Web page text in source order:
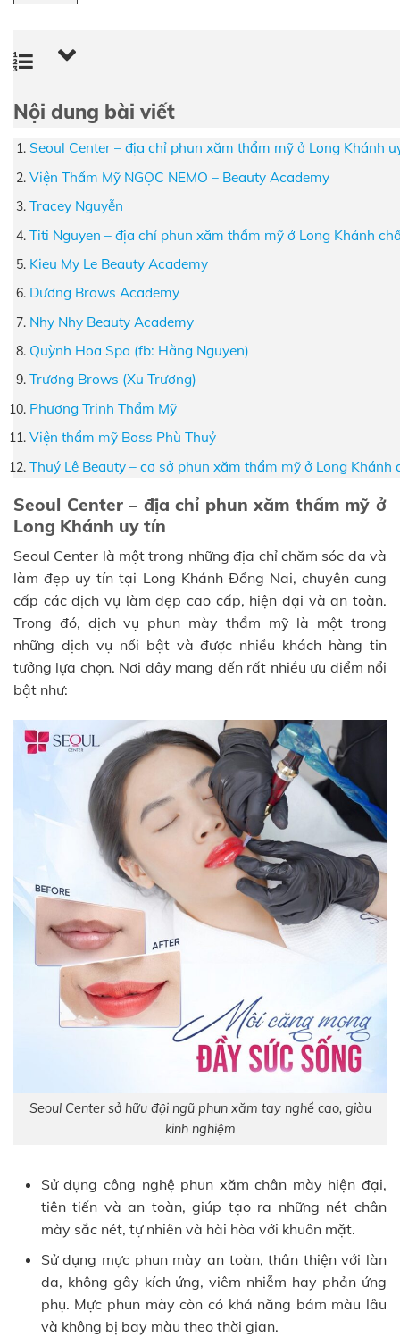
Nội dung bài viết
Seoul Center – địa chỉ phun xăm thẩm mỹ ở Long Khánh
Viện Thẩm Mỹ NGỌC NEMO – Beauty Academy
Tracey Nguyễn
Titi Nguyen – địa chỉ phun xăm thẩm mỹ ở Long Khánh
Kieu My Le Beauty Academy
Dương Brows Academy
Nhy Nhy Beauty Academy
Quỳnh Hoa Spa (fb: Hằng Nguyen)
Trương Brows (Xu Trương)
Phương Trinh Thẩm Mỹ
Viện thẩm mỹ Boss Phù Thuỷ
Thuý Lê Beauty – cơ sở phun xăm thẩm mỹ ở Long Khánh
Seoul Center – địa chỉ phun xăm thẩm mỹ ở
Long Khánh uy tín
Seoul Center là một trong những địa chỉ chăm sóc da và
làm đẹp uy tín tại Long Khánh Đồng Nai, chuyên cung
cấp các dịch vụ làm đẹp cao cấp, hiện đại và an toàn.
Trong đó, dịch vụ phun mày thẩm mỹ là một trong
những dịch vụ nổi bật và được nhiều khách hàng tin
tưởng lựa chọn. Nơi đây mang đến rất nhiều ưu điểm nổi
bật như:
Seoul Center sở hữu đội ngũ phun xăm tay nghề cao, giàu
kinh nghiệm
Sử dụng công nghệ phun xăm chân mày hiện đại,
tiên tiến và an toàn, giúp tạo ra những nét chân
mày sắc nét, tự nhiên và hài hòa với khuôn mặt.
Sử dụng mực phun mày an toàn, thân thiện với làn
da, không gây kích ứng, viêm nhiễm hay phản ứng
phụ. Mực phun mày còn có khả năng bám màu lâu
và không bị bay màu theo thời gian.